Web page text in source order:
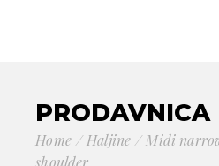
PRODAVNICA
Home Haljine
Midi
shoulder